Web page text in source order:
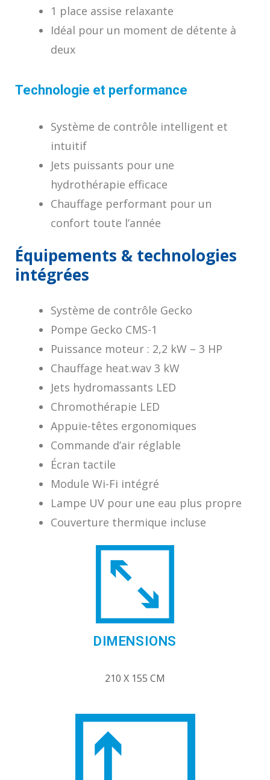
1 place assise relaxante
Idéal pour un moment de détente à
deux
Technologie et performance
Système de contrôle intelligent et
intuitif
Jets puissants pour une
hydrothérapie efficace
Chauffage performant pour un
confort toute l’année
Équipements & technologies
intégrées
Système de contrôle Gecko
Pompe Gecko CMS-1
Puissance moteur : 2,2 kW – 3 HP
Chauffage heat.wav 3 kW
Jets hydromassants LED
Chromothérapie LED
Appuie-têtes ergonomiques
Commande d’air réglable
Écran tactile
Module Wi-Fi intégré
Lampe UV pour une eau plus propre
Couverture thermique incluse
DIMENSIONS
210 X 155 CM